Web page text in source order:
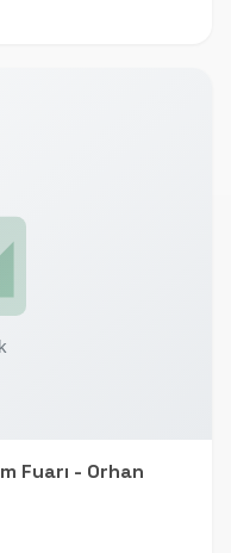
Fuarı - Orhan